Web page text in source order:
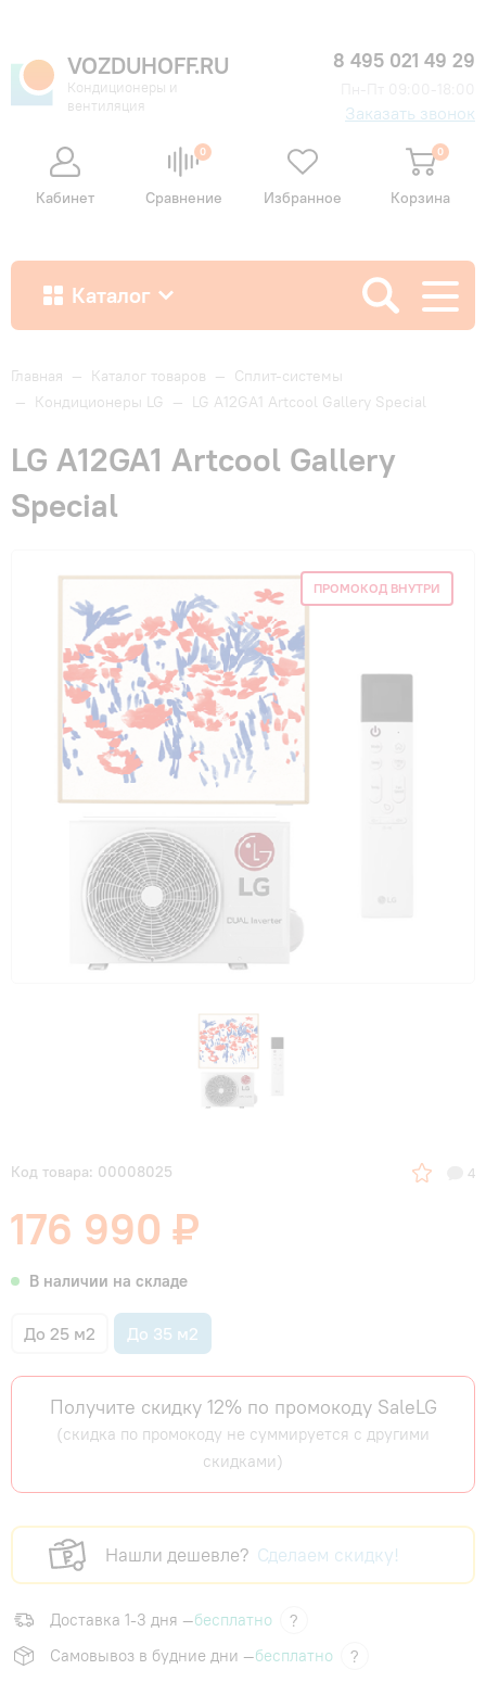
VOZDUHOFF.RU
Кондиционеры и
вентиляция
8 495 021 49 29
Заказать звонок
Кабинет
0
Сравнение Избранное
0
Корзина
Каталог
Как купить
Гарантия и сервис
Монтаж
Контакты
Акции
Главная — Каталог товаров — Сплит-системы
— Кондиционеры LG — LG A12GA1 Artcool Gallery Special
LG A12GA1 Artcool Gallery
Special
ПРОМОКОД ВНУТРИ
Код товара: 00008025 4
176 990 ₽
В наличии на складе
До 25 м2 До 35 м2
Получите скидку 12% по промокоду SaleLG
(скидка по промокоду не суммируется с другими
скидками)
Нашли дешевле? Сделаем скидку!
Доставка 1-3 дня —бесплатно
?
Самовывоз в будние дни —бесплатно ?